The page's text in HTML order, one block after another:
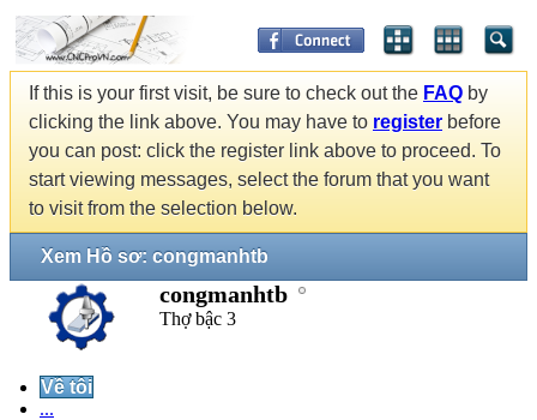
If this is your first visit, be sure to check out the FAQ by
clicking the link above. You may have to register before
you can post: click the register link above to proceed. To
start viewing messages, select the forum that you want
to visit from the selection below.
Xem Hồ sơ: congmanhtb
congmanhtb
Thợ bậc 3
Về tôi
...